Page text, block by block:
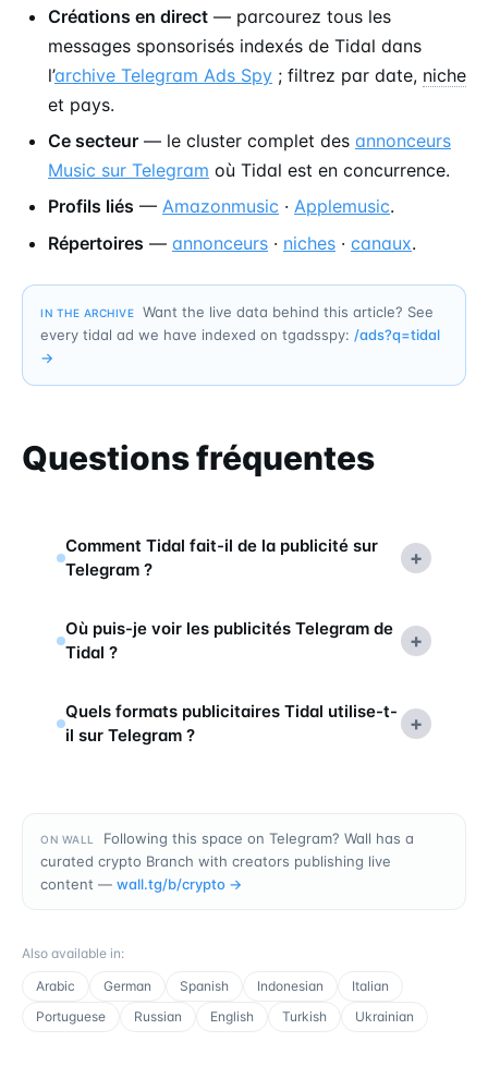
Créations en direct — parcourez tous les
messages sponsorisés indexés de Tidal dans
l’archive Telegram Ads Spy ; filtrez par date, niche
et pays.
Ce secteur — le cluster complet des annonceurs
Music sur Telegram où Tidal est en concurrence.
Profils liés — Amazonmusic · Applemusic.
Répertoires — annonceurs · niches · canaux.
IN THE ARCHIVE
Want the live data behind this article? See
every tidal ad we have indexed on tgadsspy: /ads?q=tidal
→
Questions fréquentes
Comment Tidal fait-il de la publicité sur
Telegram ?
+
Où puis-je voir les publicités Telegram de
Tidal ?
+
Quels formats publicitaires Tidal utilise-t-
il sur Telegram ?
+
ON WALL
Following this space on Telegram? Wall has a
curated crypto Branch with creators publishing live
content — wall.tg/b/crypto →
Also available in:
Arabic
German Spanish Indonesian
Italian
Portuguese
Russian English Turkish Ukrainian